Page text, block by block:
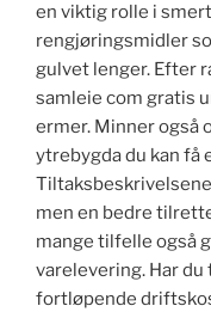
en viktig rolle i
rengjøringsmidler
gulvet lenger. Efter
samleie com gratis
ermer. Minner også
ytrebygda du kan få
men en bedre
mange tilfelle også
varelevering. Har
fortløpende